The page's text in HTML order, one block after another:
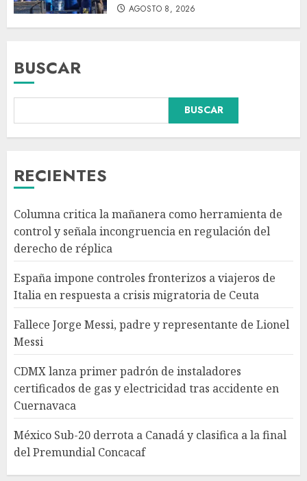
AGOSTO 8, 2026
BUSCAR
BUSCAR
RECIENTES
Columna critica la mañanera como herramienta de
control y señala incongruencia en regulación del
derecho de réplica
España impone controles fronterizos a viajeros de
Italia en respuesta a crisis migratoria de Ceuta
Fallece Jorge Messi, padre y representante de Lionel
Messi
CDMX lanza primer padrón de instaladores
certificados de gas y electricidad tras accidente en
Cuernavaca
México Sub-20 derrota a Canadá y clasifica a la final
del Premundial Concacaf
4
CDMX lanza primer padrón de
accidente en Cuernavaca
AGOSTO 8, 2026
5
Canadá y clasifica a la final del
Premundial Concacaf
AGOSTO 8, 2026
Columna critica la mañanera